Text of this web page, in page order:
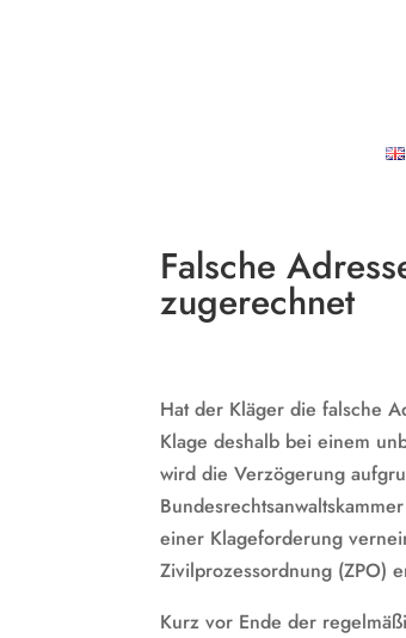
Falsche
zugerechnet
Hat der Kläger die falsche
Klage deshalb bei einem
wird die Verzögerung
einer Klageforderung
Zivilprozessordnung (ZPO)
Kurz vor Ende der